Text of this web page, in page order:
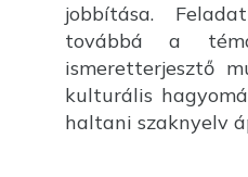
jobbítása.
továbbá a
ismeretterjesztő
kulturális
haltani szaknyelv